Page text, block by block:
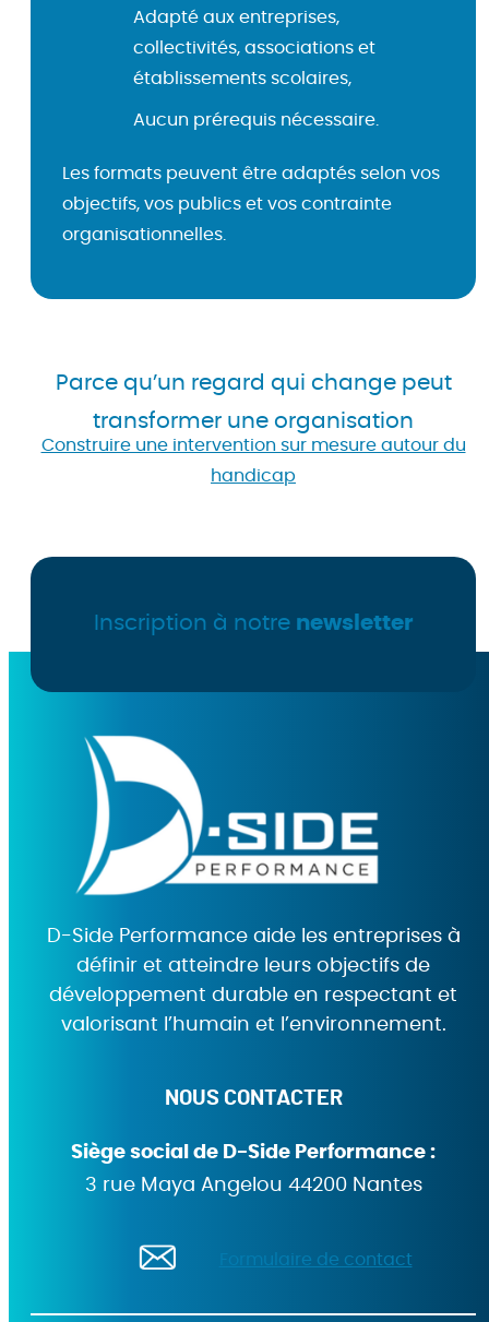
Adapté aux entreprises,
collectivités, associations et
établissements scolaires,
Aucun prérequis nécessaire.
Les formats peuvent être adaptés selon vos
objectifs, vos publics et vos contrainte
organisationnelles.
Parce qu’un regard qui change peut
transformer une organisation
Construire une intervention sur mesure autour du
handicap
Inscription à notre newsletter
D-Side Performance aide les entreprises à
définir et atteindre leurs objectifs de
développement durable en respectant et
valorisant l’humain et l’environnement.
NOUS CONTACTER
Siège social de D-Side Performance :
3 rue Maya Angelou 44200 Nantes
Formulaire de contact